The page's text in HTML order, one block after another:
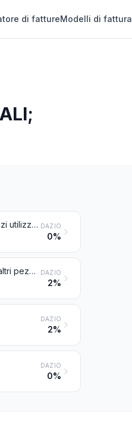
di fattureModelli di fattura
Pelli da pellicceria gregge (comprese le teste, le code, le zampe e gli altri pezzi utilizzabili in pellicceria), diverse dalle pelli gregge delle voci 4101, 4102 o 4103 DAZIO
0%
Pelli da pellicceria conciate o preparate (comprese le teste, code, zampe ed altri pezzi, cascami e ritagli), anche riunite (senza aggiunta di altre materie), diverse da quelle della voce 4303 DAZIO
2%
DAZIO
2%
DAZIO
0%